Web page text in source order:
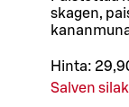
skagen,
Hinta:
Salven